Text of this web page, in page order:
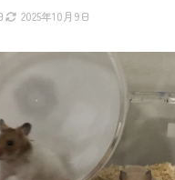
2025年10月9日